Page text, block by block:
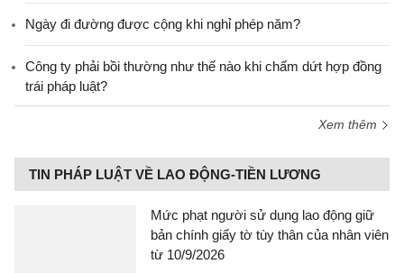
Ngày đi đường được cộng khi nghỉ phép năm?
Công ty phải bồi thường như thế nào khi chấm dứt hợp đồng
trái pháp luật?
Xem thêm
TIN PHÁP LUẬT VỀ LAO ĐỘNG-TIỀN LƯƠNG
Mức phạt người sử dụng lao động giữ
bản chính giấy tờ tùy thân của nhân viên
từ 10/9/2026